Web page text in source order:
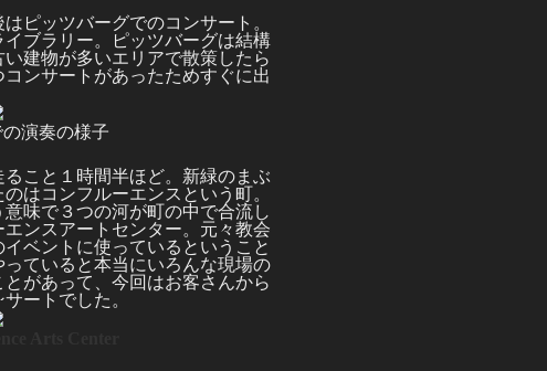
ピッツバーグでのコンサート。
ブラリー。ピッツバーグは結構
建物が多いエリアで散策したら
ンサートがあったためすぐに出
演奏の様子
こと１時間半ほど。新緑のまぶ
はコンフルーエンスという町。
味で３つの河が町の中で合流し
ンスアートセンター。元々教会
ベントに使っているということ
ていると本当にいろんな現場の
があって、今回はお客さんから
ートでした。